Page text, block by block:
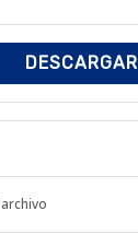
DESCARGAR